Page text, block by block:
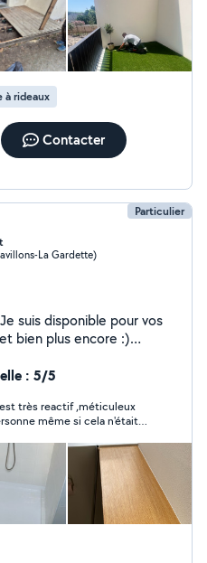
réparations : Besoin de
de douche ou réparer
en plomberie et autres
Aide au
peut être stressant, je
passe sans encombre.
et entretien du jardin
et à respecter les
avec vous. Mike votre voisin de confiance.
à rideaux
Contacter
Particulier
La Gardette)
bien plus encore :)
de cuisine
Installation évier et
Installation de
et installation électrique
Installation de robinets
et de qualité. N'hésitez
projet
: 5/5
très reactif ,méticuleux
même si cela n'était